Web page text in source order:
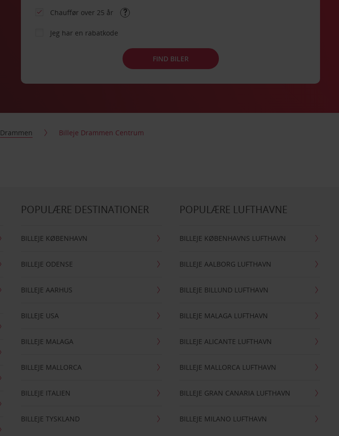
Chauffør over 25 år
Jeg har en rabatkode
FIND BILER
Drammen Billeje Drammen Centrum
POPULÆRE DESTINATIONER
BILLEJE KØBENHAVN
BILLEJE ODENSE
BILLEJE AARHUS
BILLEJE USA
BILLEJE MALAGA
BILLEJE MALLORCA
BILLEJE ITALIEN
BILLEJE TYSKLAND
POPULÆRE LUFTHAVNE
BILLEJE KØBENHAVNS LUFTHAVN
BILLEJE AALBORG LUFTHAVN
BILLEJE BILLUND LUFTHAVN
BILLEJE MALAGA LUFTHAVN
BILLEJE ALICANTE LUFTHAVN
BILLEJE MALLORCA LUFTHAVN
BILLEJE GRAN CANARIA LUFTHAVN
BILLEJE MILANO LUFTHAVN